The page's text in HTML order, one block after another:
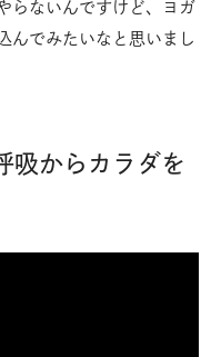
らないんですけど、ヨガ
んでみたいなと思いまし
吸からカラダを